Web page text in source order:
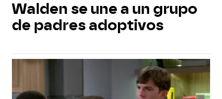
Walden se une a un grupo
de padres adoptivos